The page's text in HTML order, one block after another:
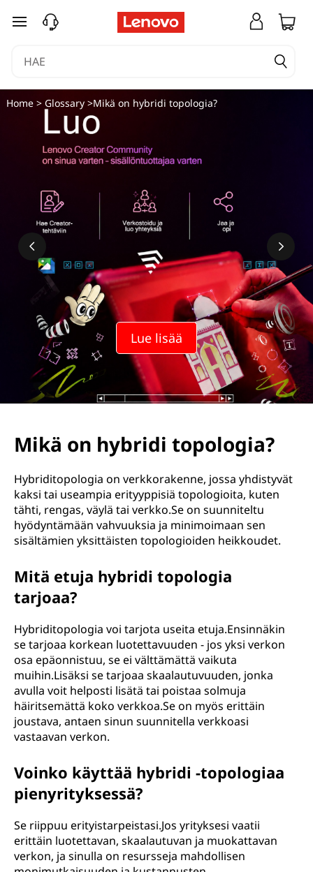
siirry pääsisältöön
Lue lisää
Home> Glossary>Mikä on hybridi topologia?
Mikä on hybridi topologia?
Hybriditopologia on verkkorakenne, jossa yhdistyvät
kaksi tai useampia erityyppisiä topologioita, kuten
tähti, rengas, väylä tai verkko.Se on suunniteltu
hyödyntämään vahvuuksia ja minimoimaan sen
sisältämien yksittäisten topologioiden heikkoudet.
Mitä etuja hybridi topologia
tarjoaa?
Hybriditopologia voi tarjota useita etuja.Ensinnäkin
se tarjoaa korkean luotettavuuden - jos yksi verkon
osa epäonnistuu, se ei välttämättä vaikuta
muihin.Lisäksi se tarjoaa skaalautuvuuden, jonka
avulla voit helposti lisätä tai poistaa solmuja
häiritsemättä koko verkkoa.Se on myös erittäin
joustava, antaen sinun suunnitella verkkoasi
vastaavan verkon.
Voinko käyttää hybridi -topologiaa
pienyrityksessä?
Se riippuu erityistarpeistasi.Jos yrityksesi vaatii
erittäin luotettavan, skaalautuvan ja muokattavan
verkon, ja sinulla on resursseja mahdollisen